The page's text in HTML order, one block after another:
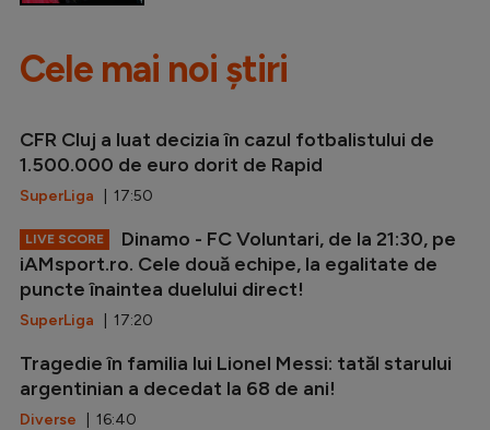
Cele mai noi știri
CFR Cluj a luat decizia în cazul fotbalistului de
1.500.000 de euro dorit de Rapid
SuperLiga | 17:50
LIVE SCORE
Dinamo - FC Voluntari, de la 21:30, pe
iAMsport.ro. Cele două echipe, la egalitate de
puncte înaintea duelului direct!
SuperLiga | 17:20
Tragedie în familia lui Lionel Messi: tatăl starului
argentinian a decedat la 68 de ani!
Diverse | 16:40